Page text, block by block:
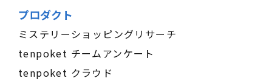
プロダクト
ミステリーショッピングリサーチ
tenpoket チームアンケート
tenpoket クラウド